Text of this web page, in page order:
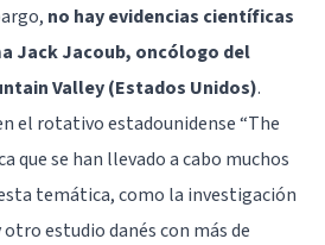
no hay evidencias científicas
Jack Jacoub, oncólogo del
Valley (Estados Unidos).
el rotativo estadounidense “The
que se han llevado a cabo muchos
temática, como la investigación
estudio danés con más de